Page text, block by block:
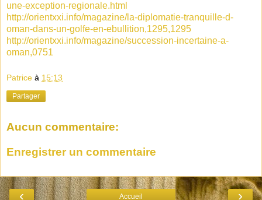
une-exception-regionale.html
http://orientxxi.info/magazine/la-diplomatie-tranquille-d-
oman-dans-un-golfe-en-ebullition,1295,1295
http://orientxxi.info/magazine/succession-incertaine-a-
oman,0751
Patrice à 15:13
Partager
Aucun commentaire:
Enregistrer un commentaire
‹ ›
Accueil